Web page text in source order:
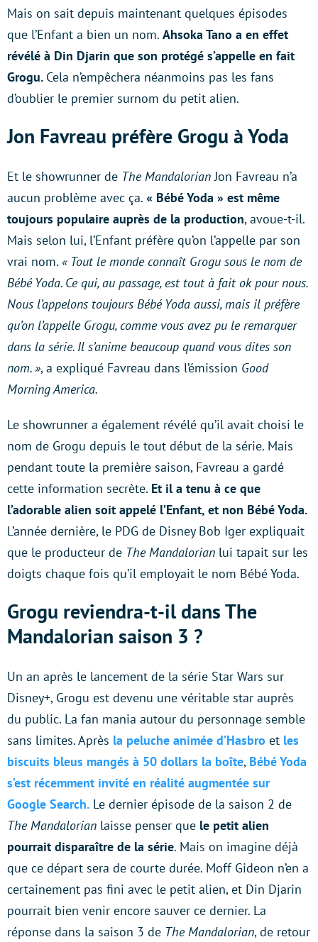
Mais on sait depuis maintenant quelques épisodes
que l’Enfant a bien un nom. Ahsoka Tano a en effet
révélé à Din Djarin que son protégé s’appelle en fait
Grogu. Cela n’empêchera néanmoins pas les fans
d’oublier le premier surnom du petit alien.
Jon Favreau préfère Grogu à Yoda
Et le showrunner de The MandalorianJon Favreau n’a
aucun problème avec ça. « Bébé Yoda » est même
toujours populaire auprès de la production, avoue-t-il.
Mais selon lui, l’Enfant préfère qu’on l’appelle par son
vrai nom. « Tout le monde connaît Grogu sous le nom de
Bébé Yoda. Ce qui, au passage, est tout à fait ok pour nous.
Nous l’appelons toujours Bébé Yoda aussi, mais il préfère
qu’on l’appelle Grogu, comme vous avez pu le remarquer
dans la série. Il s’anime beaucoup quand vous dites son
nom. », a expliqué Favreau dans l’émission Good
Morning America.
Le showrunner a également révélé qu’il avait choisi le
nom de Grogu depuis le tout début de la série. Mais
pendant toute la première saison, Favreau a gardé
cette information secrète. Et il a tenu à ce que
l’adorable alien soit appelé l’Enfant, et non Bébé Yoda.
L’année dernière, le PDG de Disney Bob Iger expliquait
que le producteur de The Mandalorian lui tapait sur les
doigts chaque fois qu’il employait le nom Bébé Yoda.
Grogu reviendra-t-il dans The
Mandalorian saison 3 ?
Un an après le lancement de la série Star Wars sur
Disney+, Grogu est devenu une véritable star auprès
du public. La fan mania autour du personnage semble
sans limites. Après la peluche animée d’Hasbro et les
biscuits bleus mangés à 50 dollars la boîte, Bébé Yoda
s’est récemment invité en réalité augmentée sur
Google Search. Le dernier épisode de la saison 2 de
The Mandalorian laisse penser que le petit alien
pourrait disparaître de la série. Mais on imagine déjà
que ce départ sera de courte durée. Moff Gideon n’en a
certainement pas fini avec le petit alien, et Din Djarin
pourrait bien venir encore sauver ce dernier. La
réponse dans la saison 3 de The Mandalorian, de retour